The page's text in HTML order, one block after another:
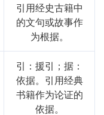
引用经史古籍中
的文句或故事作
为根据。
引：援引；据：
依据。引用经典
书籍作为论证的
依据。